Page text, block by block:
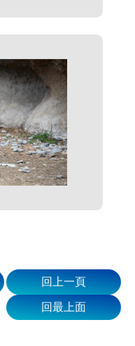
回上一頁
回最上面